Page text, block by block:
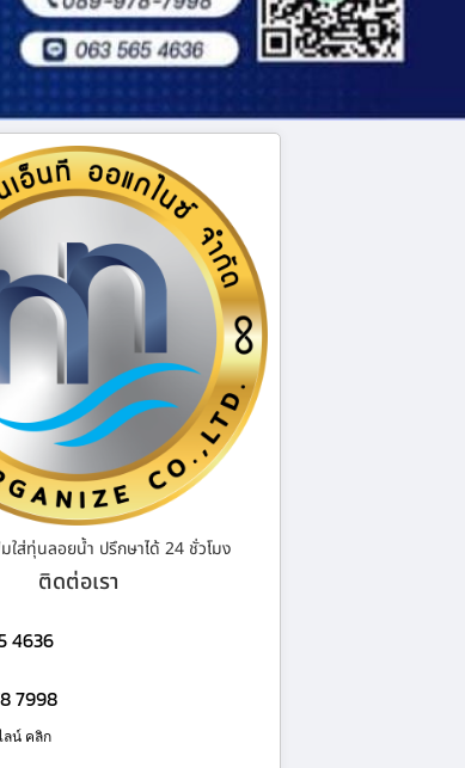
ใส่ทุ่นลอยน้ำ ปรึกษาได้ 24 ชั่วโมง
ติดต่อเรา
4636
7998
ลน์ คลิก